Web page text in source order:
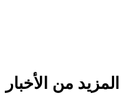
المزيد من الأخبار